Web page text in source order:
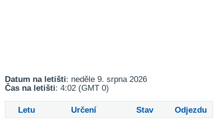
Datum na letišti: neděle 9. srpna 2026
Čas na letišti: 4:02 (GMT 0)
Letu Určení Stav Odjezdu